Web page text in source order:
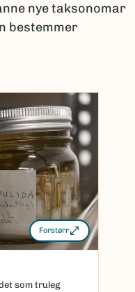
nye taksonomar
bestemmer
Forstørr
som truleg